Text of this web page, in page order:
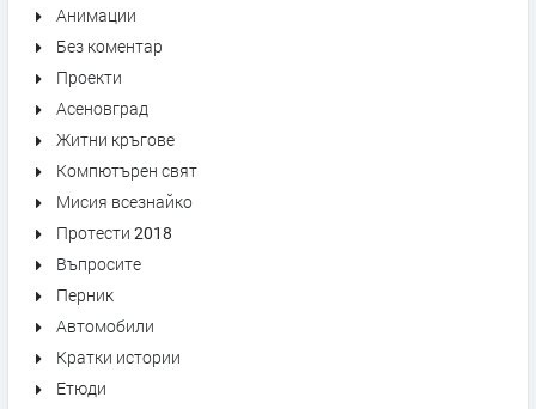
Анимации
Без коментар
Проекти
Асеновград
Житни кръгове
Компютърен свят
Мисия всезнайко
Протести 2018
Въпросите
Перник
Автомобили
Кратки истории
Етюди